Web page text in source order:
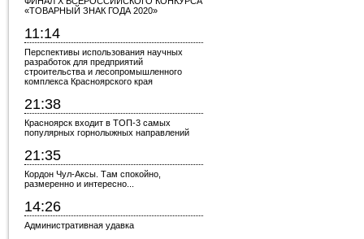
«ТОВАРНЫЙ ЗНАК ГОДА 2020»
11:14
Перспективы использования научных
разработок для предприятий
строительства и лесопромышленного
комплекса Красноярского края
21:38
Красноярск входит в ТОП-3 самых
популярных горнолыжных направлений
21:35
Кордон Чул-Аксы. Там спокойно,
размеренно и интересно...
14:26
Административная удавка